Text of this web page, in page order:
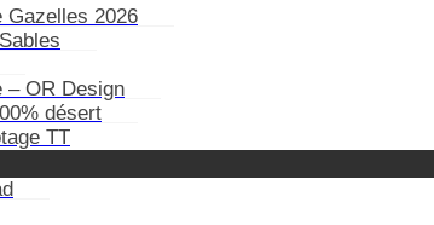
Gazelles 2026
– OR Design
désert
TT